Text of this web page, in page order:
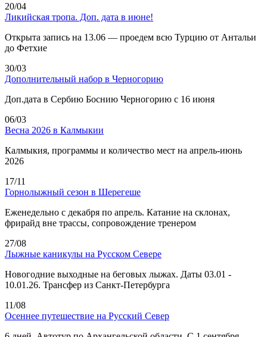
20/04
Ликийская тропа. Доп. дата в июне!
Открыта запись на 13.06 — проедем всю Турцию от Антальи
до Фетхие
30/03
Дополнительный набор в Черногорию
Доп.дата в Сербию Боснию Черногорию с 16 июня
06/03
Весна 2026 в Калмыкии
Калмыкия, программы и количество мест на апрель-июнь
2026
17/11
Горнолыжный сезон в Шерегеше
Еженедельно с декабря по апрель. Катание на склонах,
фрирайд вне трассы, сопровождение тренером
27/08
Лыжные каникулы на Русском Севере
Новогодние выходные на беговых лыжах. Даты 03.01 -
10.01.26. Трансфер из Санкт-Петербурга
11/08
Осеннее путешествие на Русский Север